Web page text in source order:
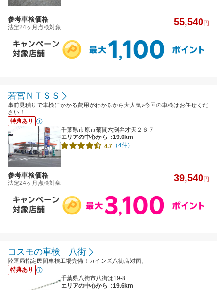
参考車検価格
法定24ヶ月点検対象 55,540円
若宮ＮＴＳＳ
事前見積りで車検にかかる費用がわかるから大人気♪今回の車検はお任せくだ
さい！
特典あり
千葉県市原市菊間六渕弁才天２６７
エリアの中心から
:19.0km
4.7 （4件）
参考車検価格
法定24ヶ月点検対象 39,540円
コスモの車検 八街
陸運局指定民間車検工場完備！カインズ八街店対面。
特典あり
千葉県八街市八街は19-8
エリアの中心から
:19.6km